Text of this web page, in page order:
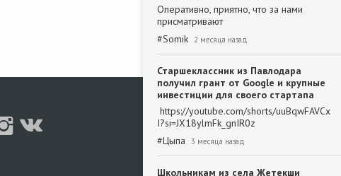
Оперативно, приятно, что за нами
присматривают
#Somik 2 месяца назад
Старшеклассник из Павлодара
получил грант от Google и крупные
инвестиции для своего стартапа
https://youtube.com/shorts/uuBqwFAVCx
I?si=JX18ylmFk_gnIR0z
#Цыпа 3 месяца назад
Школьникам из села Жетекши